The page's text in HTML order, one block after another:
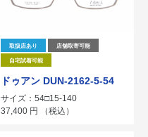
取扱店あり 店舗取寄可能
自宅試着可能
ドゥアン DUN-2162-5-54
サイズ：54□15-140
37,400 円 （税込）